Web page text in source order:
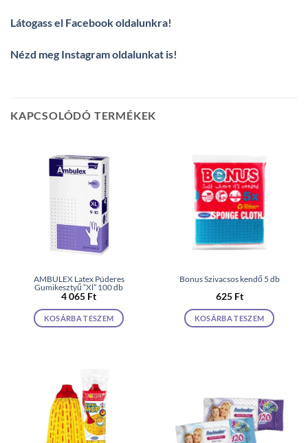
Látogass el Facebook oldalunkra!
Nézd meg Instagram oldalunkat is!
KAPCSOLÓDÓ TERMÉKEK
AMBULEX Latex Púderes
Gumikesztyű “Xl” 100 db
4 065 Ft
KOSÁRBA TESZEM
Bonus Szivacsos kendő 5 db
625 Ft
KOSÁRBA TESZEM